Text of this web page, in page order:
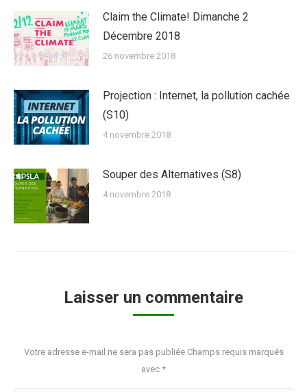
Claim the Climate! Dimanche 2
Décembre 2018
26 novembre 2018
Projection : Internet, la pollution cachée
(S10)
4 novembre 2018
Souper des Alternatives (S8)
4 novembre 2018
Laisser un commentaire
Votre adresse e-mail ne sera pas publiée Champs requis marqués
avec *